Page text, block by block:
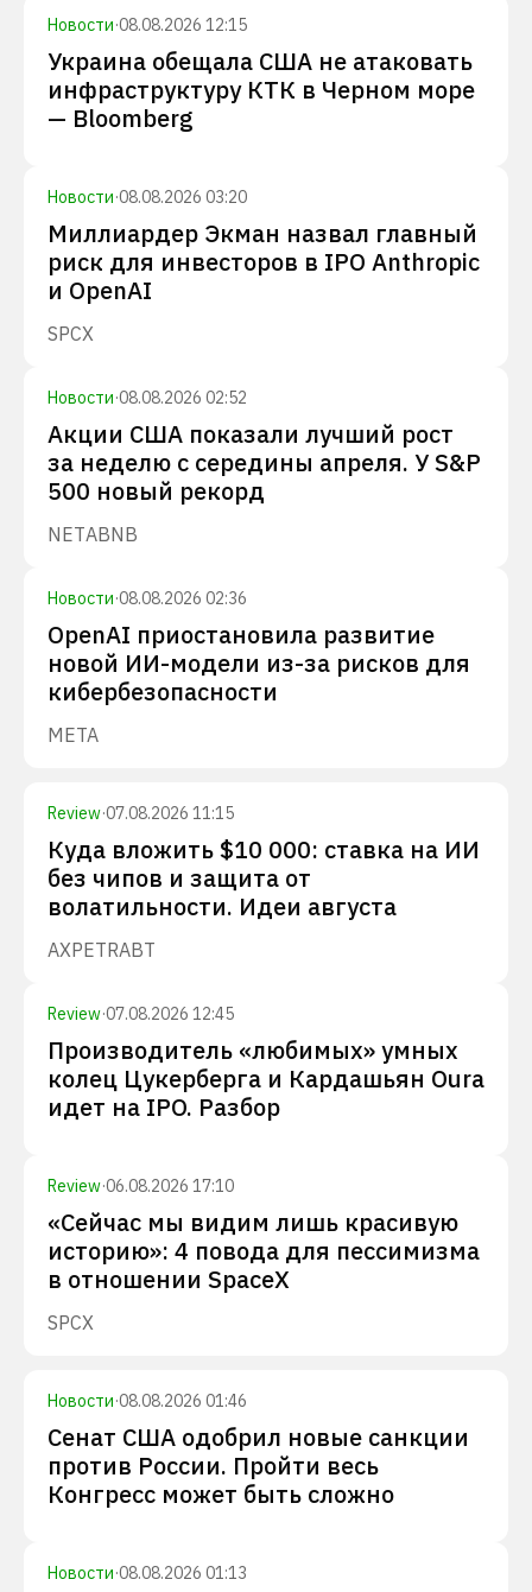
Новости·08.08.2026 12:15
Украина обещала США не атаковать
инфраструктуру КТК в Черном море
— Bloomberg
Новости·08.08.2026 03:20
Миллиардер Экман назвал главный
риск для инвесторов в IPO Anthropic
и OpenAI
SPCX
Новости·08.08.2026 02:52
Акции США показали лучший рост
за неделю с середины апреля. У S&P
500 новый рекорд
NETABNB
Новости·08.08.2026 02:36
OpenAI приостановила развитие
новой ИИ-модели из-за рисков для
кибербезопасности
META
Review·07.08.2026 11:15
Куда вложить $10 000: ставка на ИИ
без чипов и защита от
волатильности. Идеи августа
AXPETRABT
Review·07.08.2026 12:45
Производитель «любимых» умных
колец Цукерберга и Кардашьян Oura
идет на IPO. Разбор
Review·06.08.2026 17:10
«Сейчас мы видим лишь красивую
историю»: 4 повода для пессимизма
в отношении SpaceX
SPCX
Новости·08.08.2026 01:46
Сенат США одобрил новые санкции
против России. Пройти весь
Конгресс может быть сложно
Новости·08.08.2026 01:13